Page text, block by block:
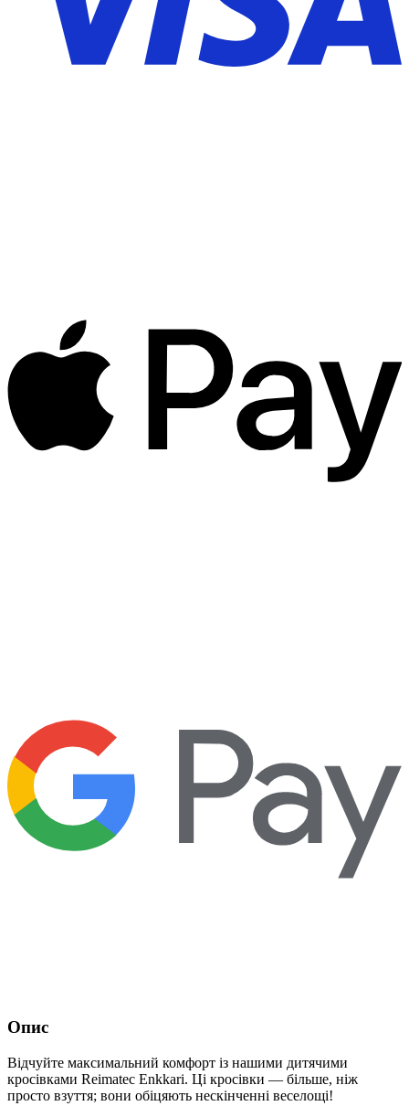
Опис
Відчуйте максимальний комфорт із нашими дитячими
кросівками Reimatec Enkkari. Ці кросівки — більше, ніж
просто взуття; вони обіцяють нескінченні веселощі!